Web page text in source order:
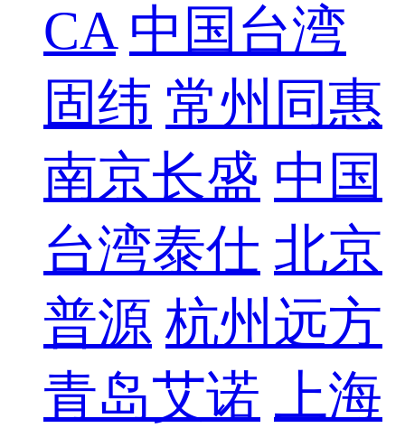
CA 中国台湾
固纬 常州同惠
南京长盛 中国
台湾泰仕 北京
普源 杭州远方
青岛艾诺 上海